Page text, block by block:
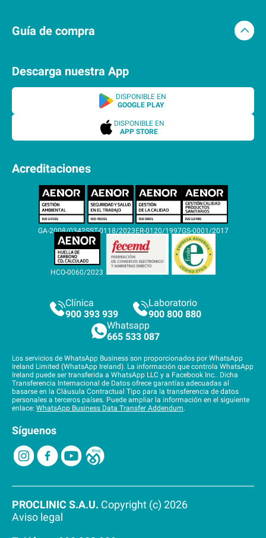
Guía de compra
Descarga nuestra App
DISPONIBLE EN
GOOGLE PLAY
DISPONIBLE EN
APP STORE
Acreditaciones
GA-2008/0342SST-0118/2023ER-0120/1997GS-0001/2017
HCO-0060/2023
Clínica
900 393 939
Laboratorio
900 800 880
Whatsapp
665 533 087
Los servicios de WhatsApp Business son proporcionados por WhatsApp
Ireland Limited (WhatsApp Ireland). La información que controla WhatsApp
Ireland puede ser transferida a WhatsApp LLC y a Facebook Inc.. Dicha
Transferencia Internacional de Datos ofrece garantías adecuadas al
basarse en la Cláusula Contractual Tipo para la transferencia de datos
personales a terceros países. Puede ampliar la información en el siguiente
enlace: WhatsApp Business Data Transfer Addendum.
Síguenos
PROCLINIC S.A.U. Copyright (c) 2026
Aviso legal